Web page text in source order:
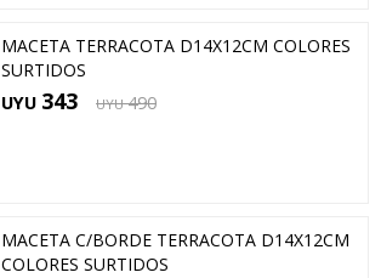
MACETA TERRACOTA D14X12CM COLORES
SURTIDOS
UYU 343 UYU 490
MACETA C/BORDE TERRACOTA D14X12CM
COLORES SURTIDOS